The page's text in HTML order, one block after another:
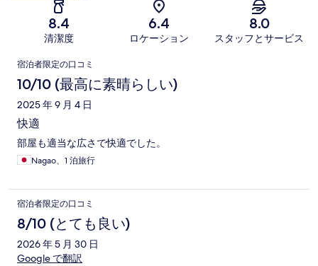
8.4
清潔度
6.4
ロケーション
8.0
スタッフとサービス
口
コ
ミ
宿泊者限定の口コミ
10/10 (最高に素晴らしい)
2025 年 9 月 4 日
快適
部屋も適当な広さで快適でした。
Nagao、1 泊旅行
宿泊者限定の口コミ
8/10 (とても良い)
2026 年 5 月 30 日
Google で翻訳